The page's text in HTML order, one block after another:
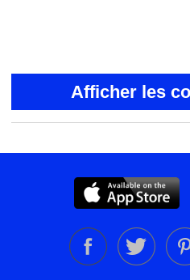
Afficher les